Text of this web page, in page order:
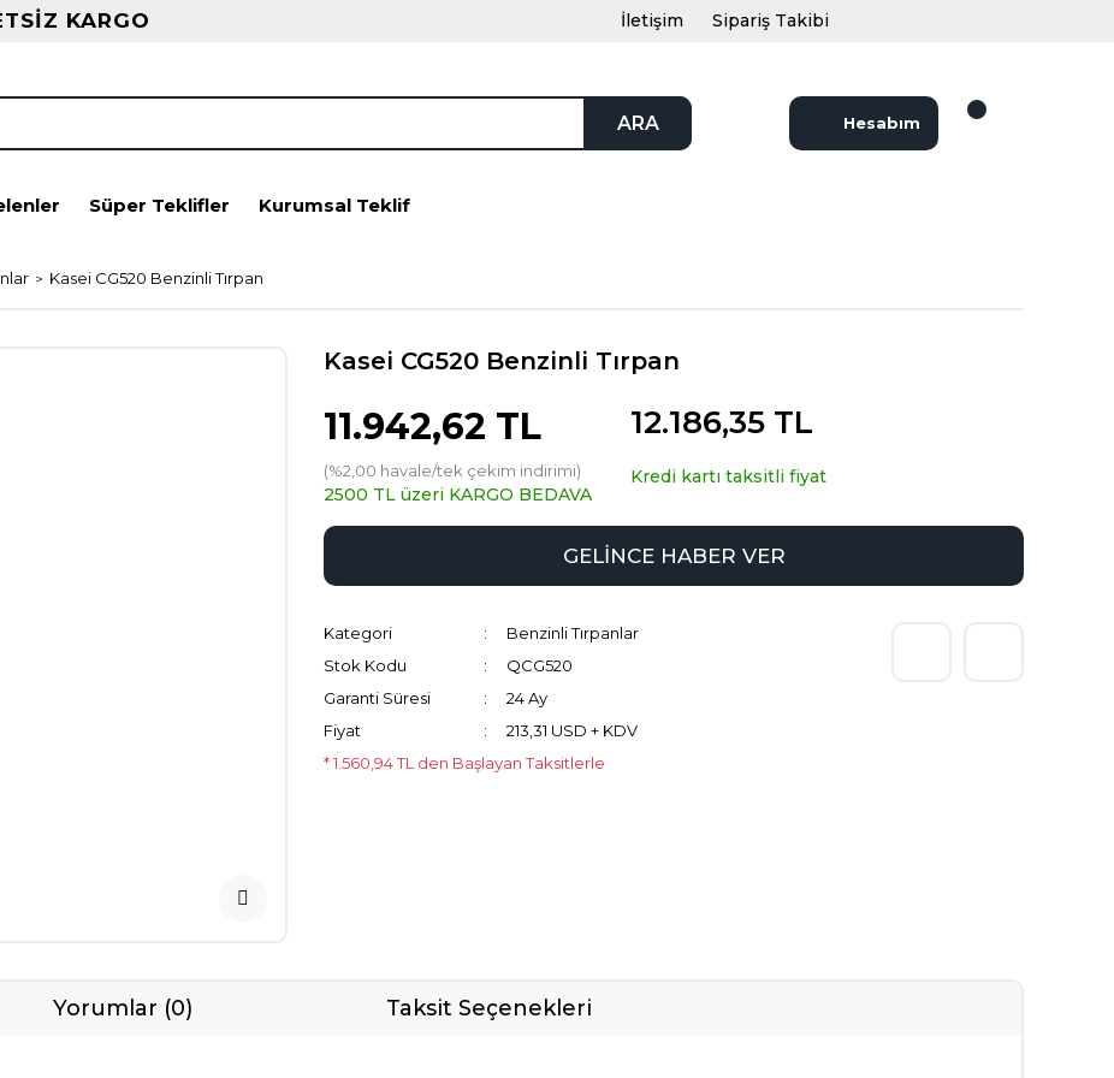
KARGO İletişim Sipariş Takibi
ARA Hesabım
Süper Teklifler Kurumsal Teklif
Kasei CG520 Benzinli Tırpan
Kasei CG520 Benzinli Tırpan
11.942,62 TL
(%2,00 havale/tek çekim indirimi)
2500 TL üzeri KARGO BEDAVA
12.186,35 TL
Kredi kartı taksitli fiyat
GELİNCE HABER VER
Kategori
Benzinli Tırpanlar
Stok Kodu
QCG520
Garanti Süresi
24 Ay
Fiyat
213,31 USD + KDV
* 1.560,94 TL den Başlayan Taksitlerle
Yorumlar (0) Taksit Seçenekleri